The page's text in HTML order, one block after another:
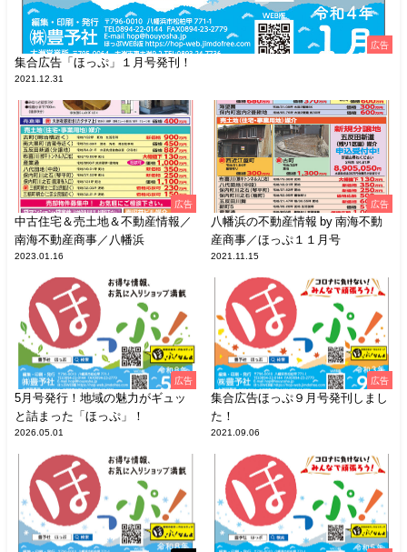
広告
集合広告「ほっぷ」１月号発刊！
2021.12.31
広告
中古住宅＆売土地＆不動産情報／
南海不動産商事／八幡浜
2023.01.16
広告
八幡浜の不動産情報 by 南海不動
産商事／ほっぷ１１月号
2021.11.15
広告
5月号発行！地域の魅力がギュッ
と詰まった「ほっぷ」！
2026.05.01
広告
集合広告ほっぷ９月号発刊しまし
た！
2021.09.06